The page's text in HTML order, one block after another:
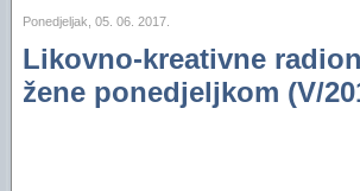
Ponedjeljak, 05. 06. 2017.
Likovno-kreativne
žene ponedjeljkom (V/